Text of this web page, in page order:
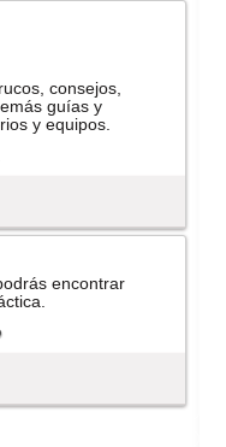
consejos,
guí­as y
y equipos.
encontrar